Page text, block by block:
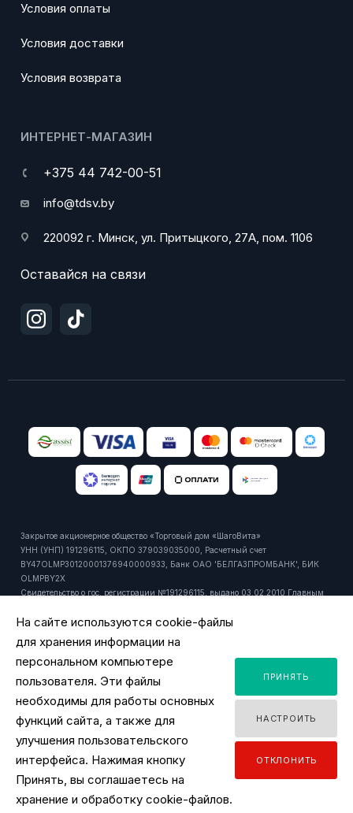
Условия оплаты
Условия доставки
Условия возврата
ИНТЕРНЕТ-МАГАЗИН
+375 44 742-00-51
info@tdsv.by
220092 г. Минск, ул. Притыцкого, 27А, пом. 1106
Оставайся на связи
Закрытое акционерное общество «Торговый дом «ШагоВита»
УНН (УНП) 191296115, ОКПО 379039035000, Расчетный счет
BY47OLMP30120001376940000933, Банк ОАО 'БЕЛГАЗПРОМБАНК', БИК
OLMPBY2X
Свидетельство о гос. регистрации №191296115, выдано 03.02.2010 Главным
Регистрационный номер в торговом реестре: 429916 от 24.10.2018г.
пом. 1106.
Время работы офиса - ПН-ПТ 9:00 - 18:00.
Время работы интернет-магазина - ПН-ПТ 09:00 - 18:00
Уполномоченный продавцом на рассмотрение обращений покупателей:
заместитель директора по розничной торговле, тел. +375 44 518 45 53, email:
y.ignatovich@tdsv.by
органов по месту государственной регистрации ЗАО "ТД "ШагоВита",
уполномоченных рассматривать обращения покупателей: Минский городской
исполнительный комитет, главное управление торговли и услуг: +375 17
На сайте используются cookie-файлы
для хранения информации на
персональном компьютере
пользователя. Эти файлы
необходимы для работы основных
функций сайта, а также для
улучшения пользовательского
интерфейса. Нажимая кнопку
Принять, вы соглашаетесь на
хранение и обработку cookie-файлов.
ПРИНЯТЬ
НАСТРОИТЬ
ОТКЛОНИТЬ